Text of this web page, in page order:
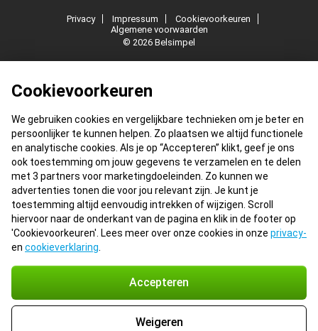
Cookievoorkeuren
We gebruiken cookies en vergelijkbare technieken om je beter en
persoonlijker te kunnen helpen. Zo plaatsen we altijd functionele
en analytische cookies. Als je op “Accepteren” klikt, geef je ons
ook toestemming om jouw gegevens te verzamelen en te delen
met 3 partners voor marketingdoeleinden. Zo kunnen we
advertenties tonen die voor jou relevant zijn. Je kunt je
toestemming altijd eenvoudig intrekken of wijzigen. Scroll
hiervoor naar de onderkant van de pagina en klik in de footer op
'Cookievoorkeuren'. Lees meer over onze cookies in onze privacy-
en cookieverklaring
Accepteren
Weigeren
Privacy Impressum
Cookievoorkeuren
Algemene voorwaarden
© 2026 Belsimpel